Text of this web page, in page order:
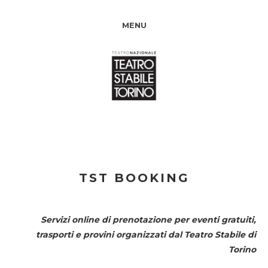
MENU
TST BOOKING
Servizi online di prenotazione per eventi gratuiti,
trasporti e provini organizzati dal Teatro Stabile di
Torino